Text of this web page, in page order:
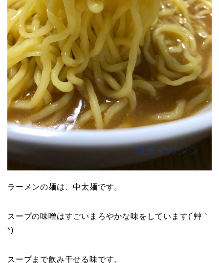
ラーメンの麺は、中太麺です。
スープの味噌はすごいまろやかな味をしています(´艸｀
*)
スープまで飲み干せる味です。